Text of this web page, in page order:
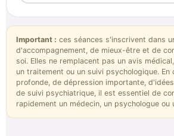
Important : ces séances s'inscrivent dans
d'accompagnement, de mieux-être et de
soi. Elles ne remplacent pas un avis
un traitement ou un suivi psychologique.
profonde, de dépression importante,
de suivi psychiatrique, il est essentiel de
rapidement un médecin, un psychologue ou